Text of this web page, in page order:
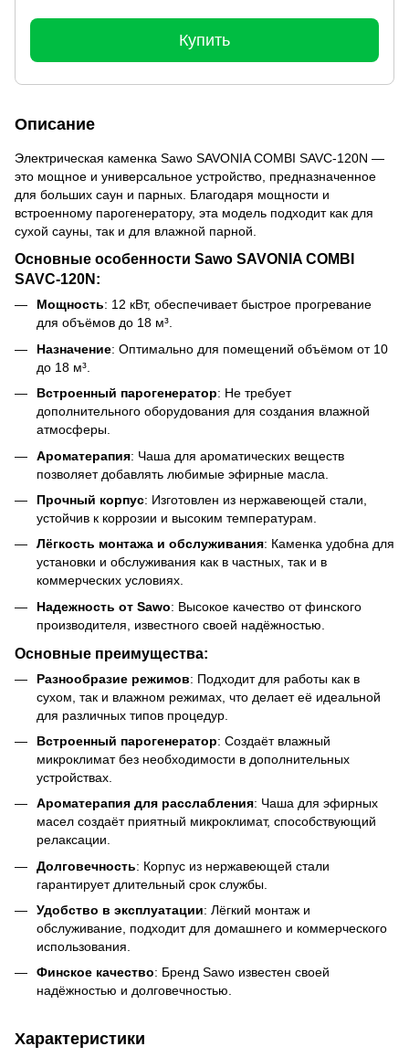
Купить
Описание
Электрическая каменка Sawo SAVONIA COMBI SAVC-120N —
это мощное и универсальное устройство, предназначенное
для больших саун и парных. Благодаря мощности и
встроенному парогенератору, эта модель подходит как для
сухой сауны, так и для влажной парной.
Основные особенности Sawo SAVONIA COMBI
SAVC-120N:
Мощность: 12 кВт, обеспечивает быстрое прогревание
для объёмов до 18 м³.
Назначение: Оптимально для помещений объёмом от 10
до 18 м³.
Встроенный парогенератор: Не требует
дополнительного оборудования для создания влажной
атмосферы.
Ароматерапия: Чаша для ароматических веществ
позволяет добавлять любимые эфирные масла.
Прочный корпус: Изготовлен из нержавеющей стали,
устойчив к коррозии и высоким температурам.
Лёгкость монтажа и обслуживания: Каменка удобна для
установки и обслуживания как в частных, так и в
коммерческих условиях.
Надежность от Sawo: Высокое качество от финского
производителя, известного своей надёжностью.
Основные преимущества:
Разнообразие режимов: Подходит для работы как в
сухом, так и влажном режимах, что делает её идеальной
для различных типов процедур.
Встроенный парогенератор: Создаёт влажный
микроклимат без необходимости в дополнительных
устройствах.
Ароматерапия для расслабления: Чаша для эфирных
масел создаёт приятный микроклимат, способствующий
релаксации.
Долговечность: Корпус из нержавеющей стали
гарантирует длительный срок службы.
Удобство в эксплуатации: Лёгкий монтаж и
обслуживание, подходит для домашнего и коммерческого
использования.
Финское качество: Бренд Sawo известен своей
надёжностью и долговечностью.
Характеристики